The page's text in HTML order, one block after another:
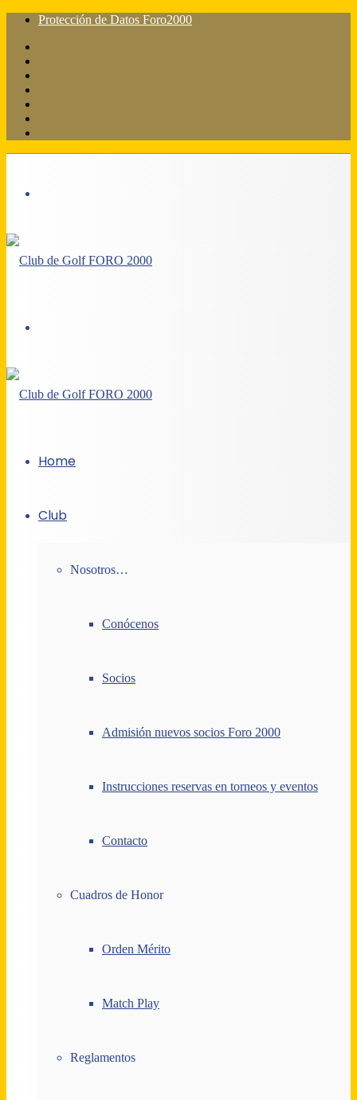
Protección de Datos Foro2000
Home
Club
Nosotros…
Conócenos
Socios
Admisión nuevos socios Foro 2000
Instrucciones reservas en torneos y eventos
Contacto
Cuadros de Honor
Orden Mérito
Match Play
Reglamentos